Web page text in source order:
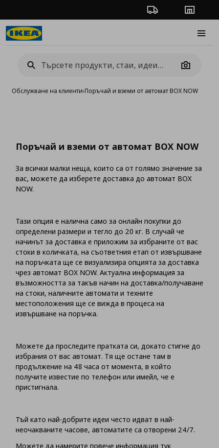
Проследяване на
Camera
Обслужване на клиенти›Поръчай и вземи от автомат BOX NOW
Поръчай и вземи от автомат BOX NOW
За всички малки неща, които са от голямо значение за
вас, можете да изберете доставка до автомат BOX
NOW.
Тази опция е налична само за онлайн покупки до
определени размери и тегло до 20 кг. В случай че
начинът за доставка е приложим за избраните от вас
стоки в количката, на съответния етап от извършване
на поръчката ще се визуализира опцията за доставка
чрез автомат BOX NOW. Актуална информация за
възможността за такъв начин на доставка/получаване
на стоки, наличните автомати и техните
местоположения ще се вижда в процеса на
извършване на поръчка.
Можете да проследите пратката си, докато стигне до
избрания от вас автомат. Тя ще остане там в
продължение на 48 часа от момента, в който
получите известие по телефон или имейл, че е
пристигнала.
Тъй като най-добрите идеи често идват в най-
неочакваните часове, автоматите са отворени 24/7.
Можете да намерите повече информация тук